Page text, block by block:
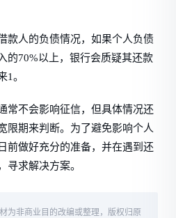
款人的负债情况，如果个人负债
的70%以上，银行会质疑其还款
1。
常不会影响征信，但具体情况还
限期来判断。为了避免影响个人
前做好充分的准备，并在遇到还
寻求解决方案。
为非商业目的改编或整理，版权归原